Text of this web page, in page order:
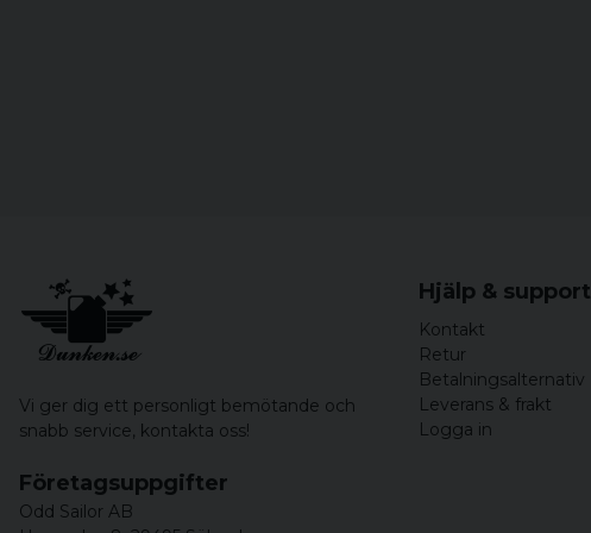
Vi ger dig ett personligt bemötande och
snabb service, kontakta oss!
Hjälp & support
Kontakt
Retur
Betalningsalternativ
Leverans & frakt
Logga in
Företagsuppgifter
Odd Sailor AB